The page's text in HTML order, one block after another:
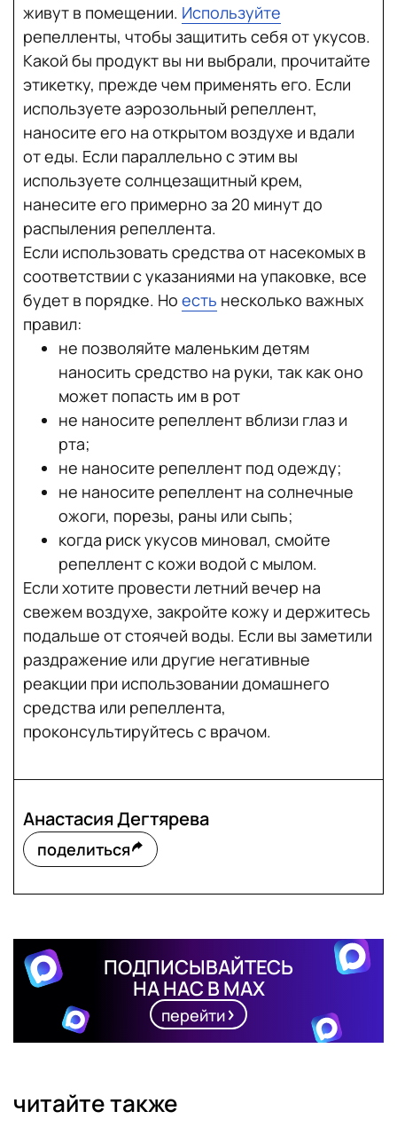
живут в помещении. Используйте
репелленты, чтобы защитить себя от укусов.
Какой бы продукт вы ни выбрали, прочитайте
этикетку, прежде чем применять его. Если
используете аэрозольный репеллент,
наносите его на открытом воздухе и вдали
от еды. Если параллельно с этим вы
используете солнцезащитный крем,
нанесите его примерно за 20 минут до
распыления репеллента.
Если использовать средства от насекомых в
соответствии с указаниями на упаковке, все
будет в порядке. Но есть несколько важных
правил:
не позволяйте маленьким детям
наносить средство на руки, так как оно
может попасть им в рот
не наносите репеллент вблизи глаз и
рта;
не наносите репеллент под одежду;
не наносите репеллент на солнечные
ожоги, порезы, раны или сыпь;
когда риск укусов миновал, смойте
репеллент с кожи водой с мылом.
Если хотите провести летний вечер на
свежем воздухе, закройте кожу и держитесь
подальше от стоячей воды. Если вы заметили
раздражение или другие негативные
реакции при использовании домашнего
средства или репеллента,
проконсультируйтесь с врачом.
Анастасия Дегтярева
поделиться
ПОДПИСЫВАЙТЕСЬ
НА НАС В MAX
перейти
читайте также